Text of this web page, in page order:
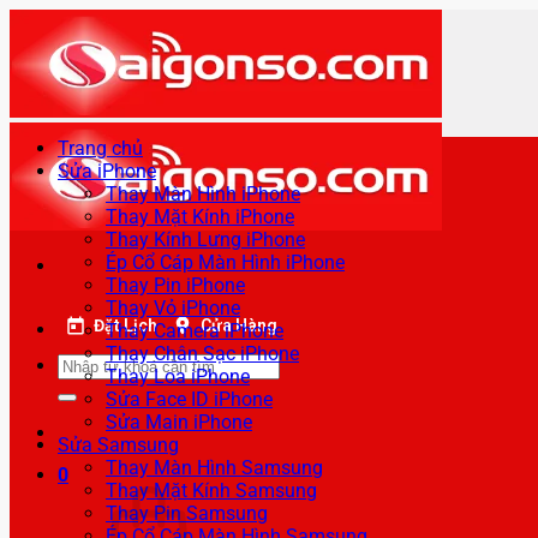
qua
nội
dung
Đặt Lịch Cửa Hàng
Tìm
kiếm:
0
Trang chủ
Sửa iPhone
Thay Màn Hình iPhone
Thay Mặt Kính iPhone
Thay Kính Lưng iPhone
Ép Cổ Cáp Màn Hình iPhone
Thay Pin iPhone
Thay Vỏ iPhone
Thay Camera iPhone
Thay Chân Sạc iPhone
Thay Loa iPhone
Sửa Face ID iPhone
Sửa Main iPhone
Sửa Samsung
Thay Màn Hình Samsung
Thay Mặt Kính Samsung
Thay Pin Samsung